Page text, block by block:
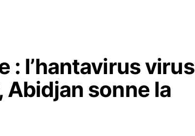
: l’hantavirus virus
Abidjan sonne la